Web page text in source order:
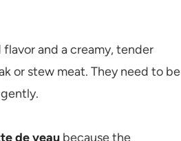
and a creamy, tender
or stew meat. They need to be
de veau because the